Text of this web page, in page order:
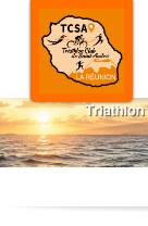
Panneau de